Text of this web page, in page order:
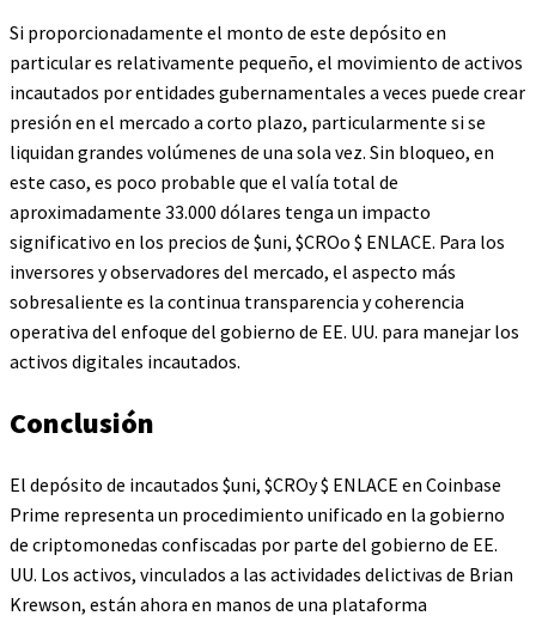
Si proporcionadamente el monto de este depósito en
particular es relativamente pequeño, el movimiento de activos
incautados por entidades gubernamentales a veces puede crear
presión en el mercado a corto plazo, particularmente si se
liquidan grandes volúmenes de una sola vez. Sin bloqueo, en
este caso, es poco probable que el valía total de
aproximadamente 33.000 dólares tenga un impacto
significativo en los precios de $uni, $CROo $ ENLACE. Para los
inversores y observadores del mercado, el aspecto más
sobresaliente es la continua transparencia y coherencia
operativa del enfoque del gobierno de EE. UU. para manejar los
activos digitales incautados.
Conclusión
El depósito de incautados $uni, $CROy$ ENLACE en Coinbase
Prime representa un procedimiento unificado en la gobierno
de criptomonedas confiscadas por parte del gobierno de EE.
UU. Los activos, vinculados a las actividades delictivas de Brian
Krewson, están ahora en manos de una plataforma